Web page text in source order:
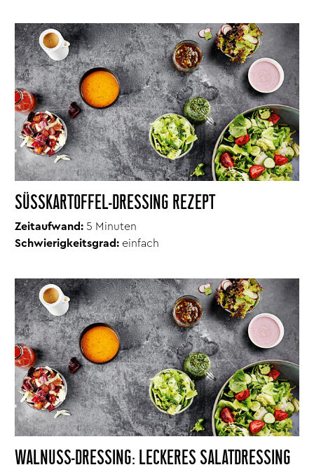
SÜSSKARTOFFEL-DRESSING REZEPT
Zeitaufwand: 5 Minuten
Schwierigkeitsgrad: einfach
WALNUSS-DRESSING: LECKERES SALATDRESSING